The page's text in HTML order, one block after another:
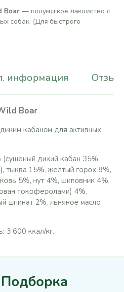
Boar — полумягкое лакомство с
собак. (Для быстрого
информация
Boar
кабаном для активных
дикий кабан 35%,
тыква 15%, желтый горох 8%,
5%, нут 4%, шиповник 4%,
токоферолами) 4%,
шпинат 2%, льняное масло
3 600 ккал/кг.